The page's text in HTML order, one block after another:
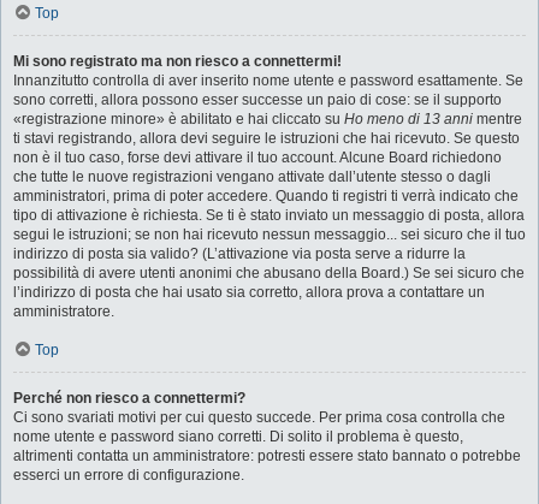
Top
Mi sono registrato ma non riesco a connettermi!
Innanzitutto controlla di aver inserito nome utente e password esattamente. Se
sono corretti, allora possono esser successe un paio di cose: se il supporto
«registrazione minore» è abilitato e hai cliccato su Ho meno di 13 anni mentre
ti stavi registrando, allora devi seguire le istruzioni che hai ricevuto. Se questo
non è il tuo caso, forse devi attivare il tuo account. Alcune Board richiedono
che tutte le nuove registrazioni vengano attivate dall’utente stesso o dagli
amministratori, prima di poter accedere. Quando ti registri ti verrà indicato che
tipo di attivazione è richiesta. Se ti è stato inviato un messaggio di posta, allora
segui le istruzioni; se non hai ricevuto nessun messaggio... sei sicuro che il tuo
indirizzo di posta sia valido? (L’attivazione via posta serve a ridurre la
possibilità di avere utenti anonimi che abusano della Board.) Se sei sicuro che
l’indirizzo di posta che hai usato sia corretto, allora prova a contattare un
amministratore.
Top
Perché non riesco a connettermi?
Ci sono svariati motivi per cui questo succede. Per prima cosa controlla che
nome utente e password siano corretti. Di solito il problema è questo,
altrimenti contatta un amministratore: potresti essere stato bannato o potrebbe
esserci un errore di configurazione.